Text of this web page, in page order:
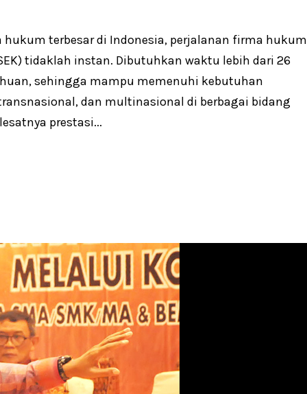
terbesar di Indonesia, perjalanan firma hukum
tidaklah instan. Dibutuhkan waktu lebih dari 26
sehingga mampu memenuhi kebutuhan
dan multinasional di berbagai bidang
prestasi...